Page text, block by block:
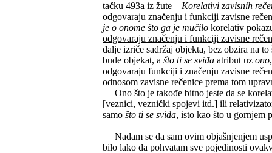
tačku 493a iz žute – Korelativi zavisnih
odgovaraju značenju i funkciji zavisne
je o onome što ga je mučilo korelativ
odgovaraju značenju i funkciji zavisne
dalje izriče sadržaj objekta, bez obzira na
bude objekat, a što ti se sviđa atribut uz ono
odgovaraju funkciji i značenju zavisne
odnosom zavisne rečenice prema tom
Ono što je takođe bitno jeste da se
[veznici, veznički spojevi itd.] ili
samo što ti se sviđa, isto kao što u gornjem
Nadam se da sam ovim objašnjenjem
bilo lako da pohvatam sve pojedinosti